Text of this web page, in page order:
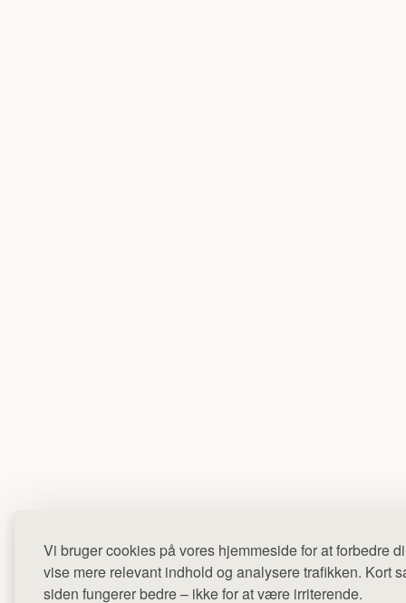
Vi bruger cookies på vores hjemmeside for at forbedre
vise mere relevant indhold og analysere trafikken. Kort
siden fungerer bedre – ikke for at være irriterende.